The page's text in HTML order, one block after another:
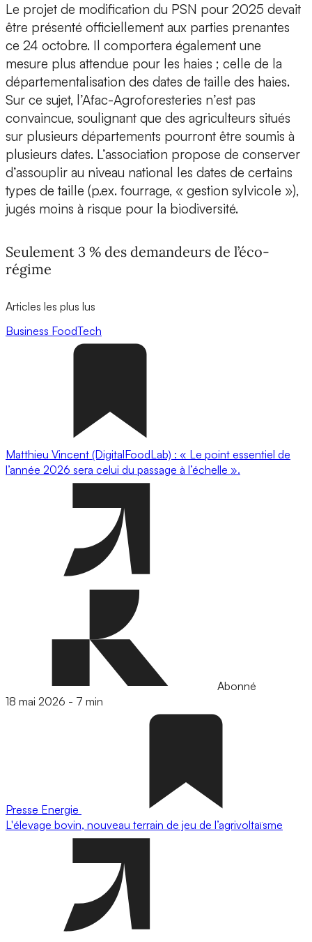
Le projet de modification du PSN pour 2025 devait
être présenté officiellement aux parties prenantes
ce 24 octobre. Il comportera également une
mesure plus attendue pour les haies ; celle de la
départementalisation des dates de taille des haies.
Sur ce sujet, l’Afac-Agroforesteries n’est pas
convaincue, soulignant que des agriculteurs situés
sur plusieurs départements pourront être soumis à
plusieurs dates. L’association propose de conserver
d’assouplir au niveau national les dates de certains
types de taille (p.ex. fourrage, « gestion sylvicole »),
jugés moins à risque pour la biodiversité.
Seulement 3 % des demandeurs de l’éco-
régime
Articles les plus lus
Business FoodTech
Matthieu Vincent (DigitalFoodLab) : « Le point essentiel de
l’année 2026 sera celui du passage à l’échelle ».
Abonné
18 mai 2026 - 7 min
Presse Energie
L'élevage bovin, nouveau terrain de jeu de l’agrivoltaïsme